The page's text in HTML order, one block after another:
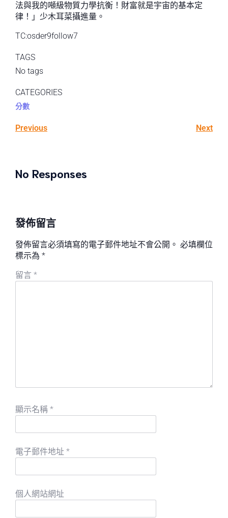
法與我的噸級物質力學抗衡！財富就是宇宙的基本定
律！」少木耳菜攝進量。
TC:osder9follow7
TAGS
No tags
CATEGORIES
分數
Previous Next
No Responses
發佈留言
發佈留言必須填寫的電子郵件地址不會公開。 必填欄位
標示為 *
留言 *
顯示名稱 *
電子郵件地址 *
個人網站網址